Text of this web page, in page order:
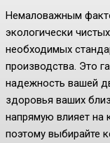
Немаловажным
экологически
необходимых
производства. Это
надежность вашей
здоровья ваших
напрямую влияет на
поэтому выбирайте